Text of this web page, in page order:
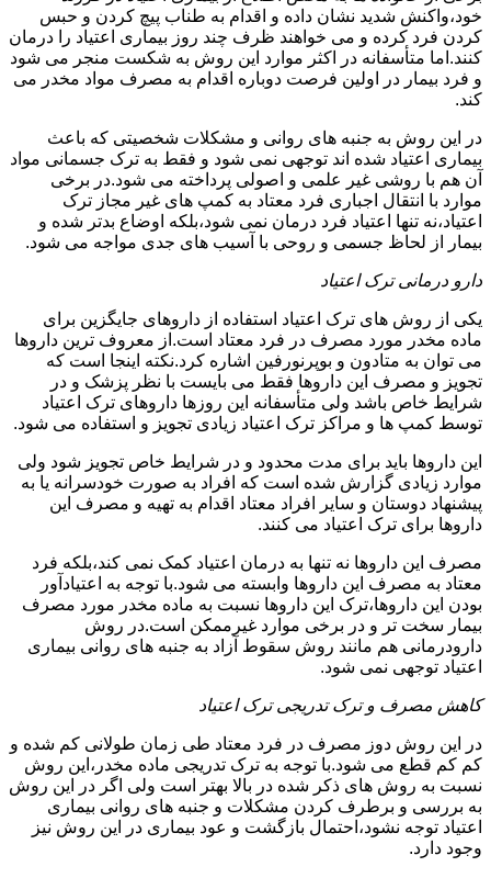
خود،واکنش شدید نشان داده و اقدام به طناب پیچ کردن و حبس
کردن فرد کرده و می خواهند ظرف چند روز بیماری اعتیاد را درمان
کنند.اما متأسفانه در اکثر موارد این روش به شکست منجر می شود
و فرد بیمار در اولین فرصت دوباره اقدام به مصرف مواد مخدر می
کند.
در این روش به جنبه های روانی و مشکلات شخصیتی که باعث
بیماری اعتیاد شده اند توجهی نمی شود و فقط به ترک جسمانی مواد
آن هم با روشی غیر علمی و اصولی پرداخته می شود.در برخی
موارد با انتقال اجباری فرد معتاد به کمپ های غیر مجاز ترک
اعتیاد،نه تنها اعتیاد فرد درمان نمی شود،بلکه اوضاع بدتر شده و
بیمار از لحاظ جسمی و روحی با آسیب های جدی مواجه می شود.
دارو درمانی ترک اعتیاد
یکی از روش های ترک اعتیاد استفاده از داروهای جایگزین برای
ماده مخدر مورد مصرف در فرد معتاد است.از معروف ترین داروها
می توان به متادون و بوپرنورفین اشاره کرد.نکته اینجا است که
تجویز و مصرف این داروها فقط می بایست با نظر پزشک و در
شرایط خاص باشد ولی متأسفانه این روزها داروهای ترک اعتیاد
توسط کمپ ها و مراکز ترک اعتیاد زیادی تجویز و استفاده می شود.
این داروها باید برای مدت محدود و در شرایط خاص تجویز شود ولی
موارد زیادی گزارش شده است که افراد به صورت خودسرانه یا به
پیشنهاد دوستان و سایر افراد معتاد اقدام به تهیه و مصرف این
داروها برای ترک اعتیاد می کنند.
مصرف این داروها نه تنها به درمان اعتیاد کمک نمی کند،بلکه فرد
معتاد به مصرف این داروها وابسته می شود.با توجه به اعتیادآور
بودن این داروها،ترک این داروها نسبت به ماده مخدر مورد مصرف
بیمار سخت تر و در برخی موارد غیرممکن است.در روش
دارودرمانی هم مانند روش سقوط آزاد به جنبه های روانی بیماری
اعتیاد توجهی نمی شود.
کاهش مصرف و ترک تدریجی ترک اعتیاد
در این روش دوز مصرف در فرد معتاد طی زمان طولانی کم شده و
کم کم قطع می شود.با توجه به ترک تدریجی ماده مخدر،این روش
نسبت به روش های ذکر شده در بالا بهتر است ولی اگر در این روش
به بررسی و برطرف کردن مشکلات و جنبه های روانی بیماری
اعتیاد توجه نشود،احتمال بازگشت و عود بیماری در این روش نیز
وجود دارد.